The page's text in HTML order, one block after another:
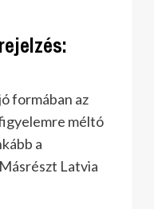
formában az
méltó
a
Latvia